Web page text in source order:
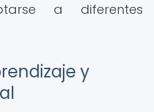
a diferentes
y